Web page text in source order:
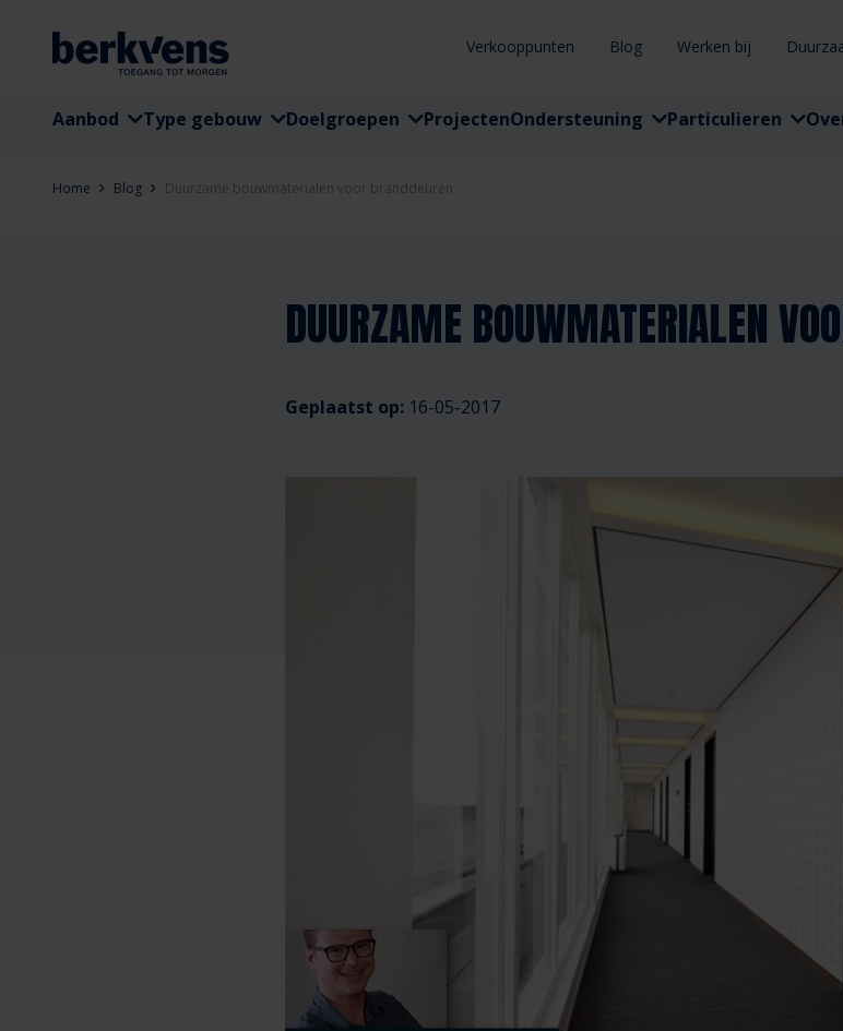
Verkooppunten Blog Werken bij
Aanbod Type gebouw Doelgroepen ProjectenOndersteuning Particulieren
Home Blog Duurzame bouwmaterialen voor branddeuren
DUURZAME BOUWMATERIALEN
Geplaatst op: 16-05-2017